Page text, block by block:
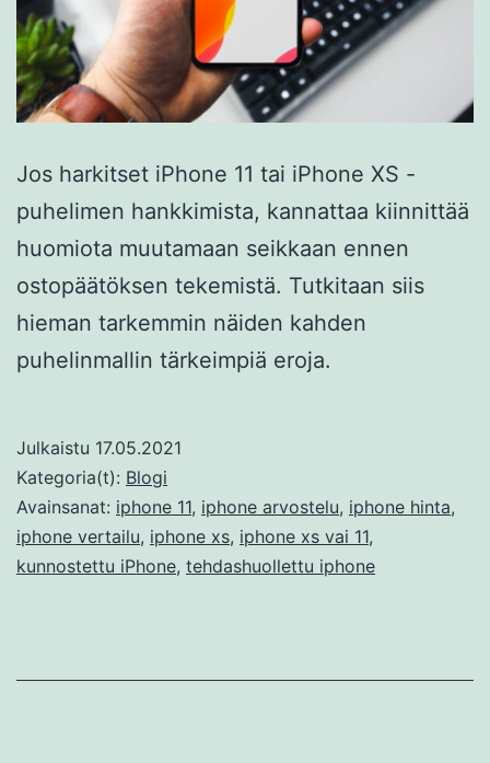
Jos harkitset iPhone 11 tai iPhone XS -
puhelimen hankkimista, kannattaa kiinnittää
huomiota muutamaan seikkaan ennen
ostopäätöksen tekemistä. Tutkitaan siis
hieman tarkemmin näiden kahden
puhelinmallin tärkeimpiä eroja.
Julkaistu 17.05.2021
Kategoria(t): Blogi
Avainsanat: iphone 11, iphone arvostelu, iphone hinta,
iphone vertailu, iphone xs, iphone xs vai 11,
kunnostettu iPhone, tehdashuollettu iphone